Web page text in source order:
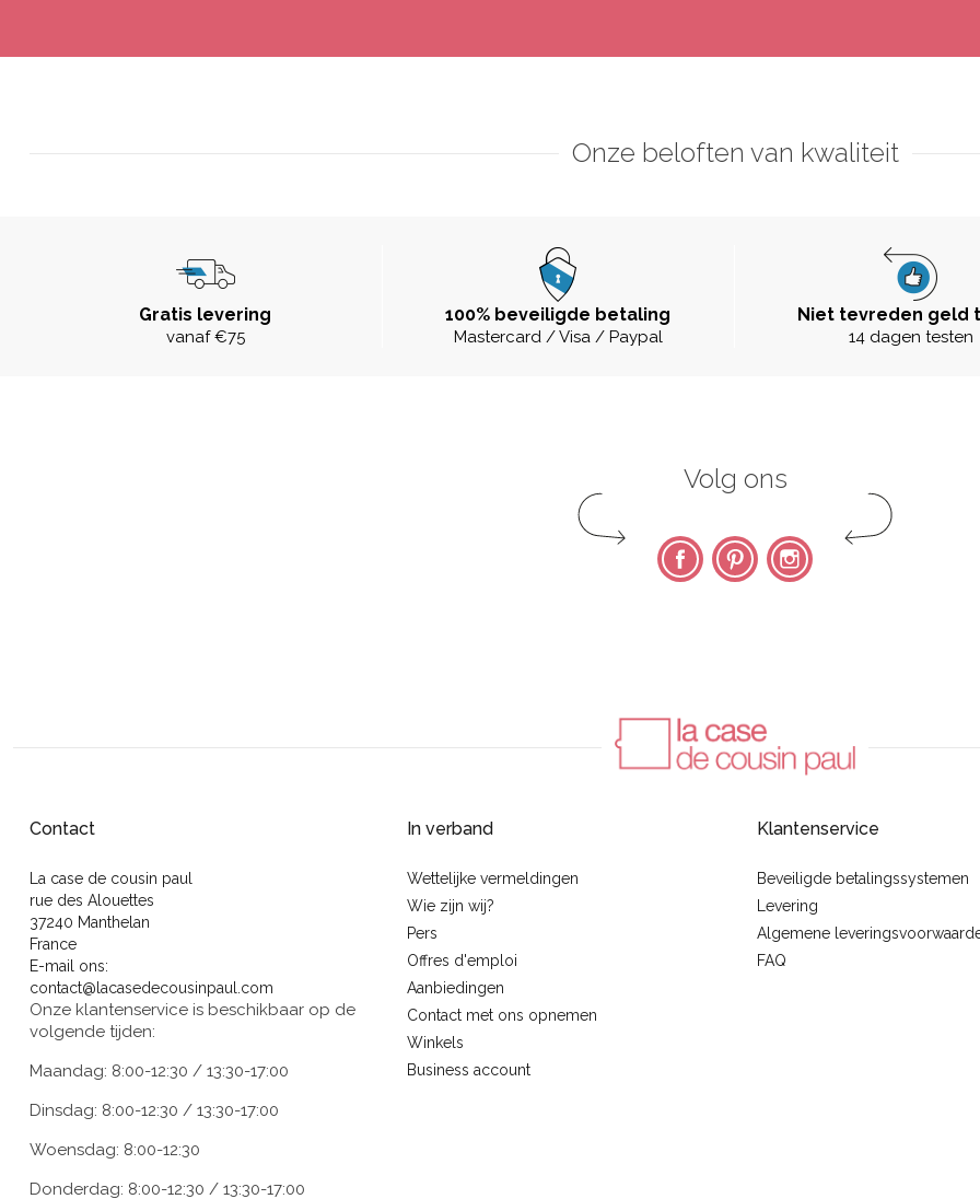
Onze beloften van kwaliteit
Gratis levering
vanaf €75
100% beveiligde betaling
Mastercard / Visa / Paypal
Niet tevreden geld
14 dagen testen
Volg ons
FacebookPinterest Instagram
Contact
La case de cousin paul
rue des Alouettes
37240 Manthelan
France
E-mail ons:
contact@lacasedecousinpaul.com
Onze klantenservice is beschikbaar op de
volgende tijden:
Maandag: 8:00-12:30 / 13:30-17:00
Dinsdag: 8:00-12:30 / 13:30-17:00
Woensdag: 8:00-12:30
Donderdag: 8:00-12:30 / 13:30-17:00
In verband
Wettelijke vermeldingen
Wie zijn wij?
Pers
Offres d'emploi
Aanbiedingen
Contact met ons opnemen
Winkels
Business account
Klantenservice
Beveiligde betalingssystemen
Levering
Algemene
FAQ